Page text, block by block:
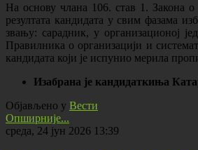
На основу члана 106. став 1. Закона
резултата кандидата у свим фазама
звању: сарадник, у организационој
Правилника о организацији и
кандидата који је испунио мерила
Изабрана је кандидаткиња
Објављено у Вести
Опширније...
среда, 24 јун 2026 13:39